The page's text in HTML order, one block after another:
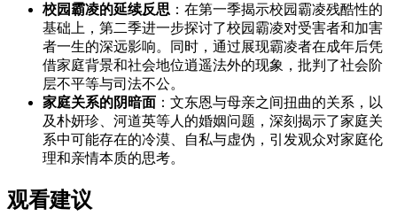
校园霸凌的延续反思 ：在第一季揭示校园霸凌残酷性的
基础上，第二季进一步探讨了校园霸凌对受害者和加害
者一生的深远影响。同时，通过展现霸凌者在成年后凭
借家庭背景和社会地位逍遥法外的现象，批判了社会阶
层不平等与司法不公。
家庭关系的阴暗面 ：文东恩与母亲之间扭曲的关系，以
及朴妍珍、河道英等人的婚姻问题，深刻揭示了家庭关
系中可能存在的冷漠、自私与虚伪，引发观众对家庭伦
理和亲情本质的思考。
观看建议